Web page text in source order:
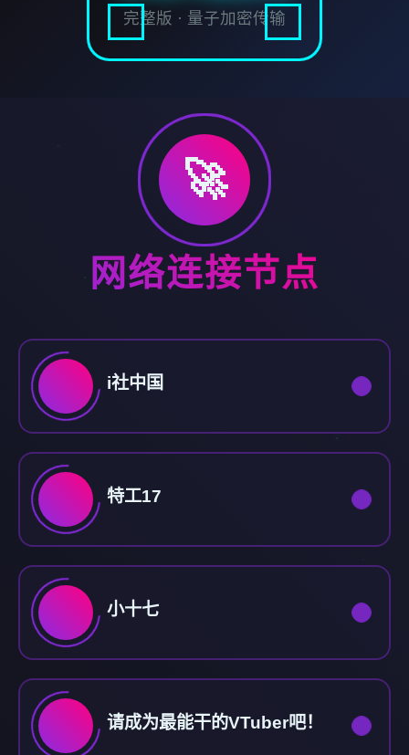
完整版 · 量子加密传输
🚀
网络连接节点
i社中国
特工17
小十七
请成为最能干的VTuber吧！